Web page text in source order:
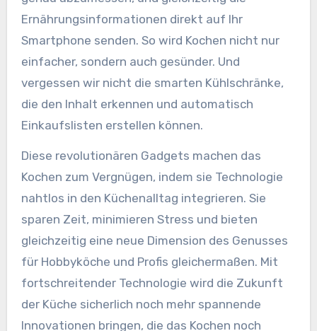
Ernährungsinformationen direkt auf Ihr
Smartphone senden. So wird Kochen nicht nur
einfacher, sondern auch gesünder. Und
vergessen wir nicht die smarten Kühlschränke,
die den Inhalt erkennen und automatisch
Einkaufslisten erstellen können.
Diese revolutionären Gadgets machen das
Kochen zum Vergnügen, indem sie Technologie
nahtlos in den Küchenalltag integrieren. Sie
sparen Zeit, minimieren Stress und bieten
gleichzeitig eine neue Dimension des Genusses
für Hobbyköche und Profis gleichermaßen. Mit
fortschreitender Technologie wird die Zukunft
der Küche sicherlich noch mehr spannende
Innovationen bringen, die das Kochen noch